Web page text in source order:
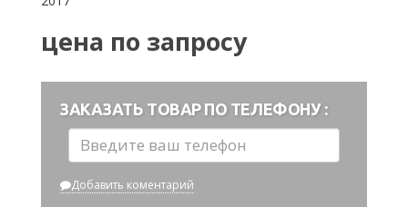
цена по запросу
ЗАКАЗАТЬ ТОВАР ПО ТЕЛЕФОНУ :
Добавить коментарий